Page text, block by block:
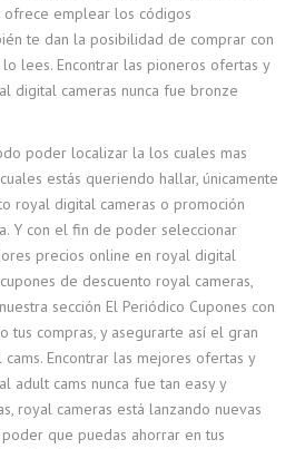
emplear los códigos
te dan la posibilidad de comprar con
lees. Encontrar las pioneros ofertas y
digital cameras nunca fue bronze
poder localizar la los cuales mas
estás queriendo hallar, únicamente
royal digital cameras o promoción
Y con el fin de poder seleccionar
precios online en royal digital
de descuento royal cameras,
sección El Periódico Cupones con
tus compras, y asegurarte así el gran
Encontrar las mejores ofertas y
adult cams nunca fue tan easy y
royal cameras está lanzando nuevas
que puedas ahorrar en tus